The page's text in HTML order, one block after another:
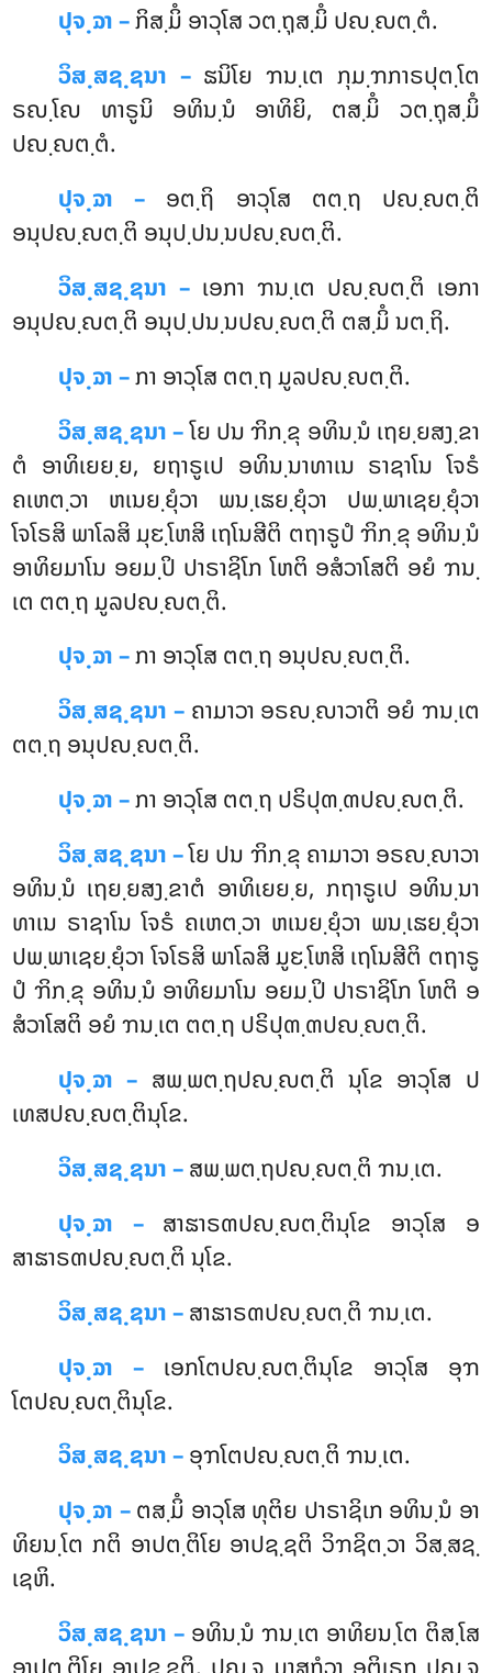
ປຸຈ຺ຉາ –ກິສ຺ມິໍ ອາວຸໂສ ວຕ຺ຖຸສ຺ມິໍ ປຎ຺ຎຕ຺ຕໍ.
ວິສ຺ສຊ຺ຊນາ –ຘນິໂຍ ຠນ຺ເຕ ກຸມ຺ຠກາຣປຸຕ຺ໂຕ
ຣຎ຺ໂຎ ທາຣູນິ ອທິນ຺ນໍ ອາທິຍິ, ຕສ຺ມິໍ ວຕ຺ຖຸສ຺ມິໍ
ປຎ຺ຎຕ຺ຕໍ.
ປຸຈ຺ຉາ – ອຕ຺ຖິ ອາວຸໂສ ຕຕ຺ຖ ປຎ຺ຎຕ຺ຕິ
ອນຸປຎ຺ຎຕ຺ຕິ ອນຸປ຺ປນ຺ນປຎ຺ຎຕ຺ຕິ.
ວິສ຺ສຊ຺ຊນາ –ເອກາ ຠນ຺ເຕ ປຎ຺ຎຕ຺ຕິ ເອກາ
ອນຸປຎ຺ຎຕ຺ຕິ ອນຸປ຺ປນ຺ນປຎ຺ຎຕ຺ຕິ ຕສ຺ມິໍ ນຕ຺ຖິ.
ປຸຈ຺ຉາ –ກາ ອາວຸໂສ ຕຕ຺ຖ ມູລປຎ຺ຎຕ຺ຕິ.
ວິສ຺ສຊ຺ຊນາ –ໂຍ ປນ ຠິກ຺ຂຸ ອທິນ຺ນໍ ເຖຍ຺ຍສງ຺ຂາ
ຕໍ ອາທິເຍຍ຺ຍ, ຍຖາຣູເປ ອທິນ຺ນາທາເນ ຣາຊາໂນ ໂຈຣໍ
ຄເຫຕ຺ວາ ຫເນຍ຺ຍຸໍວາ ພນ຺ເຘຍ຺ຍຸໍວາ ປພ຺ພາເຊຍ຺ຍຸໍວາ
ໂຈໂຣສິ ພາໂລສິ ມຸຬ຺ໂຫສິ ເຖໂນສີຕິ ຕຖາຣູປໍ ຠິກ຺ຂຸ ອທິນ຺ນໍ
ອາທິຍມາໂນ ອຍມ຺ປິ ປາຣາຊິໂກ ໂຫຕິ ອສໍວາໂສຕິ ອຍໍ ຠນ຺
ເຕ ຕຕ຺ຖ ມູລປຎ຺ຎຕ຺ຕິ.
ປຸຈ຺ຉາ –ກາ ອາວຸໂສ ຕຕ຺ຖ ອນຸປຎ຺ຎຕ຺ຕິ.
ວິສ຺ສຊ຺ຊນາ –ຄາມາວາ ອຣຎ຺ຎາວາຕິ ອຍໍ ຠນ຺ເຕ
ຕຕ຺ຖ ອນຸປຎ຺ຎຕ຺ຕິ.
ປຸຈ຺ຉາ –ກາ ອາວຸໂສ ຕຕ຺ຖ ປຣິປຸຓ຺ຓປຎ຺ຎຕ຺ຕິ.
ວິສ຺ສຊ຺ຊນາ –ໂຍ ປນ ຠິກ຺ຂຸ ຄາມາວາ ອຣຎ຺ຎາວາ
ອທິນ຺ນໍ ເຖຍ຺ຍສງ຺ຂາຕໍ ອາທິເຍຍ຺ຍ, ກຖາຣູເປ ອທິນ຺ນາ
ທາເນ ຣາຊາໂນ ໂຈຣໍ ຄເຫຕ຺ວາ ຫເນຍ຺ຍຸໍວາ ພນ຺ເຘຍ຺ຍຸໍວາ
ປພ຺ພາເຊຍ຺ຍຸໍວາ ໂຈໂຣສິ ພາໂລສິ ມູຬ຺ໂຫສິ ເຖໂນສີຕິ ຕຖາຣູ
ປໍ ຠິກ຺ຂຸ ອທິນ຺ນໍ ອາທິຍມາໂນ ອຍມ຺ປິ ປາຣາຊິໂກ ໂຫຕິ ອ
ສໍວາໂສຕິ ອຍໍ ຠນ຺ເຕ ຕຕ຺ຖ ປຣິປຸຓ຺ຓປຎ຺ຎຕ຺ຕິ.
ປຸຈ຺ຉາ – ສພ຺ພຕ຺ຖປຎ຺ຎຕ຺ຕິນຸໂຂ ອາວຸໂສ ປ
ເທສປຎ຺ຎຕ຺ຕິນຸໂຂ.
ວິສ຺ສຊ຺ຊນາ –ສພ຺ພຕ຺ຖປຎ຺ຎຕ຺ຕິ ຠນ຺ເຕ.
ປຸຈ຺ຉາ –ສາຘາຣຓປຎ຺ຎຕ຺ຕິນຸໂຂ ອາວຸໂສ ອ
ສາຘາຣຓປຎ຺ຎຕ຺ຕິ ນຸໂຂ.
ວິສ຺ສຊ຺ຊນາ –ສາຘາຣຓປຎ຺ຎຕ຺ຕິ ຠນ຺ເຕ.
ປຸຈ຺ຉາ –ເອກໂຕປຎ຺ຎຕ຺ຕິນຸໂຂ ອາວຸໂສ ອຸຠ
ໂຕປຎ຺ຎຕ຺ຕິນຸໂຂ.
ວິສ຺ສຊ຺ຊນາ –ອຸຠໂຕປຎ຺ຎຕ຺ຕິ ຠນ຺ເຕ.
ປຸຈ຺ຉາ –ຕສ຺ມິໍ ອາວຸໂສ ທຸຕິຍ ປາຣາຊິເກ ອທິນ຺ນໍ ອາ
ທິຍນ຺ໂຕ ກຕິ ອາປຕ຺ຕິໂຍ ອາປຊ຺ຊຕິ ວິຠຊິຕ຺ວາ ວິສ຺ສຊ຺
ເຊຫິ.
ວິສ຺ສຊ຺ຊນາ –ອທິນ຺ນໍ ຠນ຺ເຕ ອາທິຍນ຺ໂຕ ຕິສ຺ໂສ